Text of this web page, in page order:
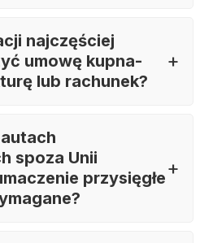
najczęściej
umowę kupna-
lub rachunek?
spoza Unii
przysięgłe